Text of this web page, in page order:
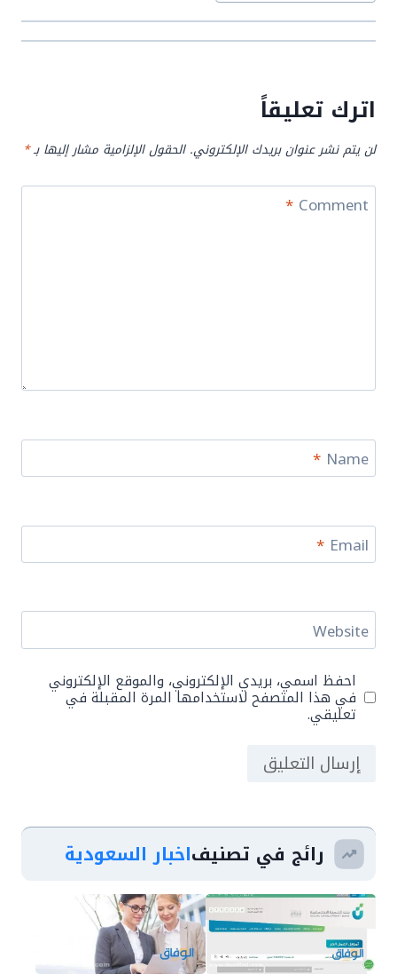
اترك تعليقاً
لن يتم نشر عنوان بريدك الإلكتروني. الحقول الإلزامية مشار إليها بـ*
Comment
*
Name
*
Email
*
Website
احفظ اسمي، بريدي الإلكتروني، والموقع الإلكتروني
في هذا المتصفح لاستخدامها المرة المقبلة في
تعليقي.
رائج في تصنيفاخبار السعودية